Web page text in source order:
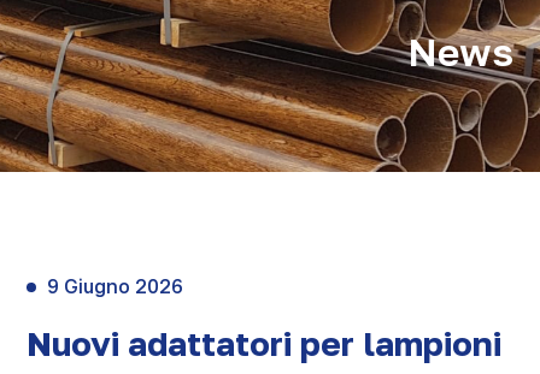
News
9 Giugno 2026
Nuovi adattatori per lampioni